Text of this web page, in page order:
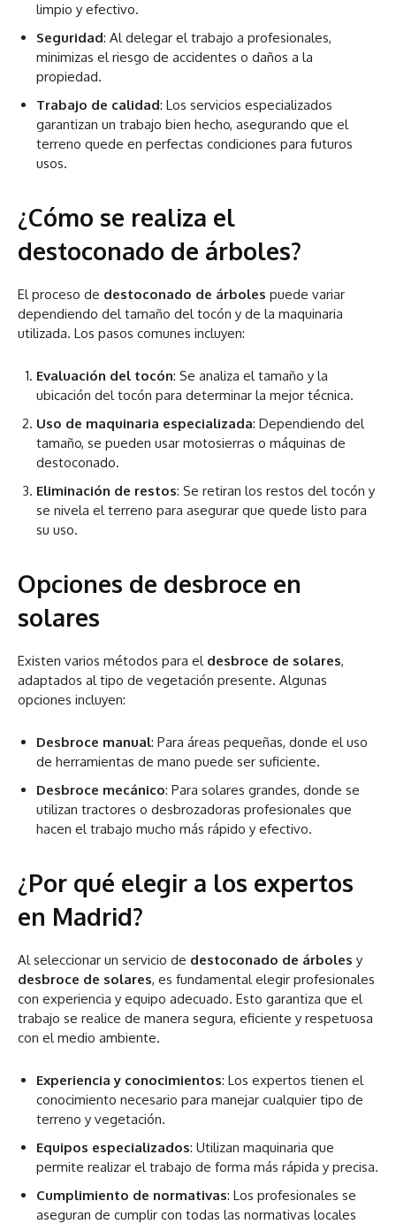
limpio y efectivo.
Seguridad: Al delegar el trabajo a profesionales,
minimizas el riesgo de accidentes o daños a la
propiedad.
Trabajo de calidad: Los servicios especializados
garantizan un trabajo bien hecho, asegurando que el
terreno quede en perfectas condiciones para futuros
usos.
¿Cómo se realiza el
destoconado de árboles?
El proceso de destoconado de árboles puede variar
dependiendo del tamaño del tocón y de la maquinaria
utilizada. Los pasos comunes incluyen:
Evaluación del tocón: Se analiza el tamaño y la
ubicación del tocón para determinar la mejor técnica.
Uso de maquinaria especializada: Dependiendo del
tamaño, se pueden usar motosierras o máquinas de
destoconado.
Eliminación de restos: Se retiran los restos del tocón y
se nivela el terreno para asegurar que quede listo para
su uso.
Opciones de desbroce en
solares
Existen varios métodos para el desbroce de solares,
adaptados al tipo de vegetación presente. Algunas
opciones incluyen:
Desbroce manual: Para áreas pequeñas, donde el uso
de herramientas de mano puede ser suficiente.
Desbroce mecánico: Para solares grandes, donde se
utilizan tractores o desbrozadoras profesionales que
hacen el trabajo mucho más rápido y efectivo.
¿Por qué elegir a los expertos
en Madrid?
Al seleccionar un servicio de destoconado de árboles y
desbroce de solares, es fundamental elegir profesionales
con experiencia y equipo adecuado. Esto garantiza que el
trabajo se realice de manera segura, eficiente y respetuosa
con el medio ambiente.
Experiencia y conocimientos: Los expertos tienen el
conocimiento necesario para manejar cualquier tipo de
terreno y vegetación.
Equipos especializados: Utilizan maquinaria que
permite realizar el trabajo de forma más rápida y precisa.
Cumplimiento de normativas: Los profesionales se
aseguran de cumplir con todas las normativas locales